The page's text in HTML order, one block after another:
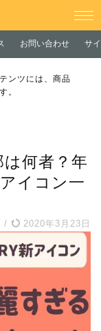
お問い合わせ サ
ンツには、商品
。
何者？年
イコン一
/ 2020年3月23日